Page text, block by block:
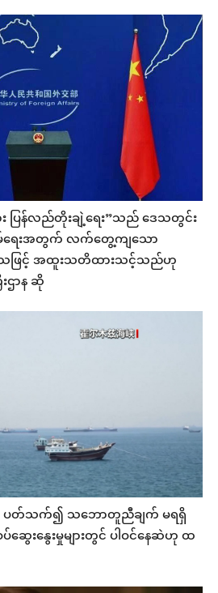
ပြန်လည်တိုးချဲ့ရေး”သည် ဒေသတွင်း
ြိမ်ရေးအတွက် လက်တွေ့ကျသော
ေသဖြင့် အထူးသတိထားသင့်သည်ဟု
ဌာန ဆို
ပတ်သက်၍ သဘောတူညီချက် မရရှိ
းနွေးမှုများတွင် ပါဝင်နေဆဲဟု ထ